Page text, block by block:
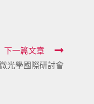
下一篇文章
光學國際研討會